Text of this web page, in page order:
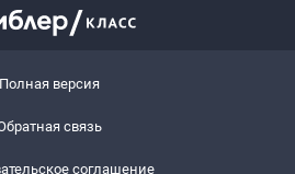
Полная версия
связь
соглашение